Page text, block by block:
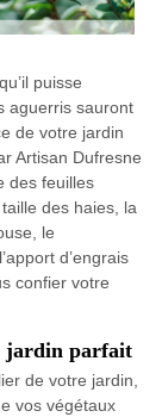
puisse
aguerris sauront
de votre jardin
Artisan Dufresne
des feuilles
des haies, la
le
d’engrais
confier votre
jardin parfait
de votre jardin,
vos végétaux